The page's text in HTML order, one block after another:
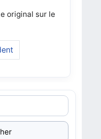
original sur le